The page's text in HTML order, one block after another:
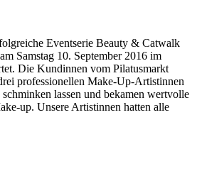
Eventserie Beauty & Catwalk
Samstag 10. September 2016 im
Die Kundinnen vom Pilatusmarkt
professionellen Make-Up-Artistinnen
lassen und bekamen wertvolle
up. Unsere Artistinnen hatten alle